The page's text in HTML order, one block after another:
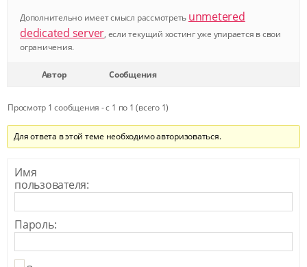
Дополнительно имеет смысл рассмотреть unmetered
dedicated server, если текущий хостинг уже упирается в свои
ограничения.
Автор Сообщения
Просмотр 1 сообщения - с 1 по 1 (всего 1)
Для ответа в этой теме необходимо авторизоваться.
Имя
пользователя:
Пароль: